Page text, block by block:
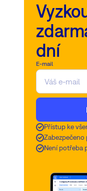
dní
E-mail
Přístup ke
Zabezpečeno
Není potřeba